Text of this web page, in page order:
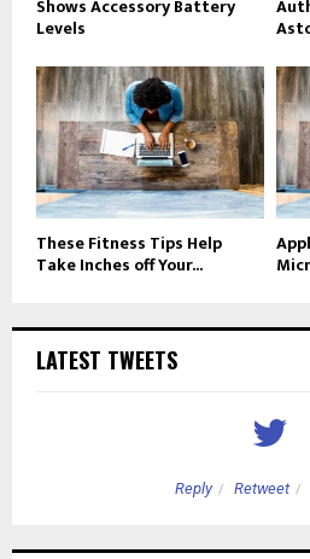
Shows Accessory Battery
Levels
These Fitness Tips Help
Take Inches off Your...
LATEST TWEETS
Reply Retweet